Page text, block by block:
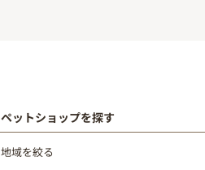
ペットショップを探す
地域を絞る